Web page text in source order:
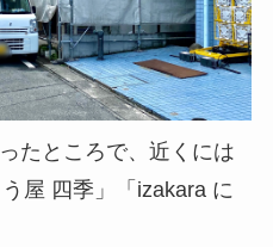
たところで、近くには
屋 四季」「izakara に